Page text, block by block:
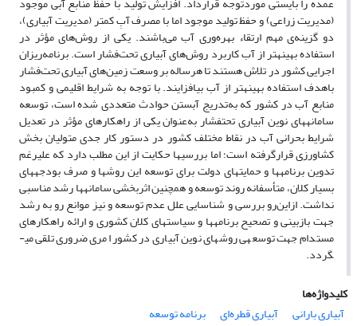
(مدیریت زراعی) و حفظ تولید موجود اما با مصرف آبِ کمتر (مدیریت آبیاری)،
دو گزینه‌ی مهم ارتقاء بهره‌وری آب می‌باشند. یکی از روش‌های مؤثر در
استفاده بهینه­تر از آب کاربرد روش‌های آبیاری تحت‌فشار است. برنامه‌ریزان
اجرایی کشور در تلاش هستند تا هرساله بر وسعت زمین‌های آبیاری تحت‌فشار
باهدف استفاده بهینه­تر از آب بیافزایند. با توجه به شرایط اقلیمی و کمبود
منابع آب در کشور که به‌تدریج آبستن حوادث متعددی شده است، توسعه
سامانه­های نوین آبیاری تحت­فشار به‌عنوان یکی از راهکارهای مؤثر در تعدیل
شرایط بحرانی آب در نقاط مختلف کشور در دستور کار جدی متولیان بخش
کشاورزی قرارگرفته است؛ اما بررسی­ها حکایت از این مطلب دارد که علیرغم
تدوین برنامه­ها و حمایت­های دولت برای توسعه این روش­ها و صرف بودجه­های
بسیار کلان، متأسفانه روند توسعه و همچنین اثربخشی سامانه­ها رشد مناسبی
نداشت. ازاین‌رو بررسی و شناسایی علل عدم توسعه و نیز موانع رو به رشد
جهت بازبینی و تصحیح برنامه­ها و سیاست­های کلان کشوری و ارائه راهکارهای
مستدام جهت توسعه­ی روش­های نوین آبیاری در کشور امری ضروری تلقی می­
گردد.
کلیدواژه‌ها
آبیاری بارانی
آبیاری قطره‌ای برنامه توسعه